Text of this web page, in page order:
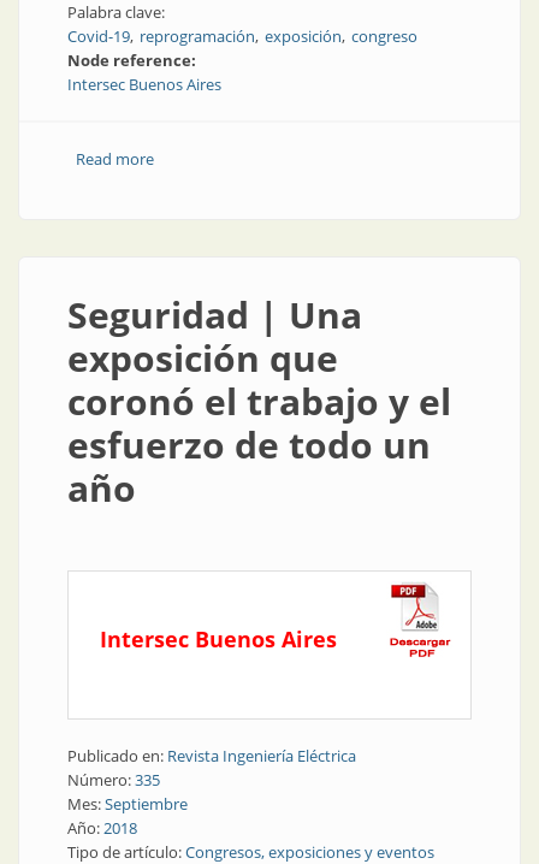
Palabra clave:
Covid-19 reprogramación exposición congreso
Node reference:
Intersec Buenos Aires
Read moreabout Intersec pasa a marzo de 2021
Seguridad | Una
exposición que
coronó el trabajo y el
esfuerzo de todo un
año
Intersec Buenos Aires
Publicado en: Revista Ingeniería Eléctrica
Número:335
Mes:Septiembre
Año:2018
Tipo de artículo:Congresos, exposiciones y eventos